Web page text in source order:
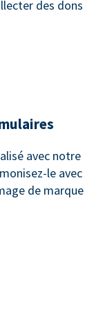
des dons
avec notre
le avec
de marque